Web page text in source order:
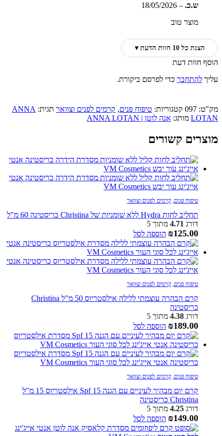
ש.כ. –
18/05/2026
מוצר טוב
הצגת כל 10 חוות הדעת ▾
הוסף חוות דעת
עליך להתחבר כדי לפרסם ביקורת.
מק"ט: 097 קטגוריות: טיפוח פנים, קרמים לפנים וצוואר תגית: ANNA
LOTAN מותג: אנה לוטן | ANNA LOTAN
מוצרים קשורים
טיפוח פנים, קרמים לפנים וצוואר
תחליב לחות Hydra ללא שומניות של Christina כריסטינה 60 מ"ל
דורג 4.71 מתוך 5
₪125.00 הוספה לסל
טיפוח פנים, קרמים לפנים וצוואר
קרם הבהרה עוצמתי ללילה אילסטריוס 50 מ"ל Christina
כריסטינה
דורג 4.38 מתוך 5
₪189.00 הוספה לסל
טיפוח פנים, קרמים לפנים וצוואר
קרם יום מבהיר לעיניים עם הגנה Spf 15 אילסטריוס 15 מ"ל
Christina כריסטינה
דורג 4.25 מתוך 5
₪149.00 הוספה לסל